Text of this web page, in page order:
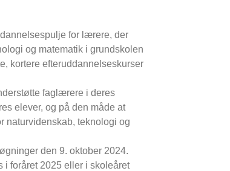
for lærere, der
og matematik i grundskolen
kortere efteruddannelseskurser
faglærere i deres
elever, og på den måde at
naturvidenskab, teknologi og
den 9. oktober 2024.
i foråret 2025 eller i skoleåret